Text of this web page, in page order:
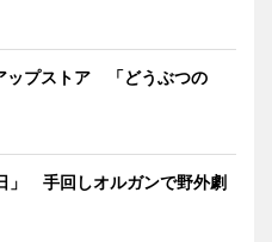
ップストア 「どうぶつの
」 手回しオルガンで野外劇